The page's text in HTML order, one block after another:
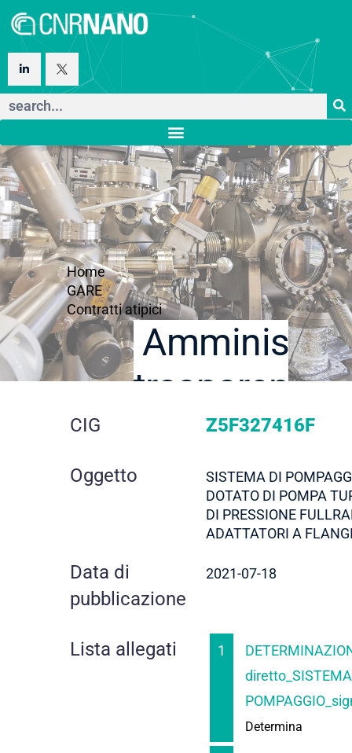
Home
GARE
Contratti atipici
trasparente
dettaglio
gara
CIG Z5F327416F
Oggetto
SISTEMA DI
DOTATO DI POMPA
DI PRESSIONE
ADATTATORI A
Data di
pubblicazione
2021-07-18
Lista allegati 1
diretto_SISTEMA
Determina